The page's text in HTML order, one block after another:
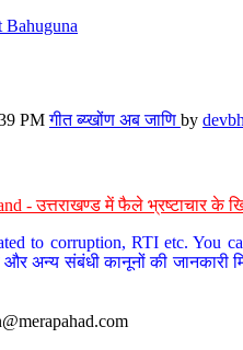
Bahuguna
PMगीत ब्य्खोंण अब जाणि by
- उत्तराखण्ड में फैले भ्रष्टाचार के
to corruption, RTI etc. You
अन्य संबंधी कानूनों की जानकारी